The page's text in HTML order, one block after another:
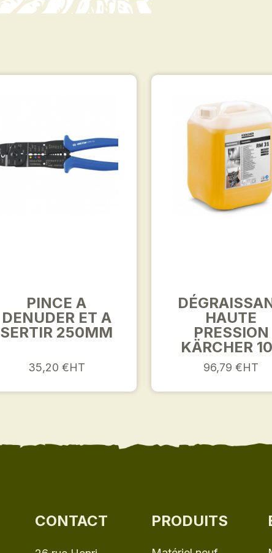
PINCE A
DENUDER ET A
SERTIR 250MM
35,20 €HT
HAUTE
PRESSION
KÄRCHER
96,79 €HT
CONTACT PRODUITS